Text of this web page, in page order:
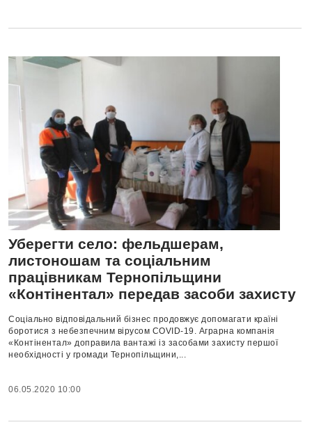
Уберегти село: фельдшерам,
листоношам та соціальним
працівникам Тернопільщини
«Контінентал» передав засоби захисту
Соціально відповідальний бізнес продовжує допомагати країні
боротися з небезпечним вірусом COVID-19. Аграрна компанія
«Контінентал» доправила вантажі із засобами захисту першої
необхідності у громади Тернопільщини,...
06.05.2020 10:00